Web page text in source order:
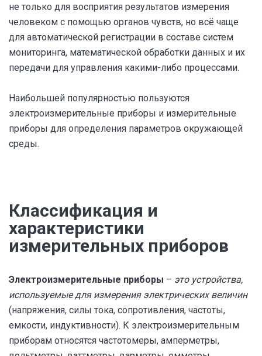
не только для восприятия результатов измерения
человеком с помощью органов чувств, но всё чаще
для автоматической регистрации в составе систем
мониторинга, математической обработки данных и их
передачи для управления какими-либо процессами.
Наибольшей популярностью пользуются
электроизмерительные приборы и измерительные
приборы для определения параметров окружающей
среды.
Классификация и
характеристики
измерительных приборов
Электроизмерительные приборы – это устройства,
используемые для измерения электрических величин
(напряжения, силы тока, сопротивления, частоты,
емкости, индуктивности). К электроизмерительным
приборам относятся частотомеры, амперметры,